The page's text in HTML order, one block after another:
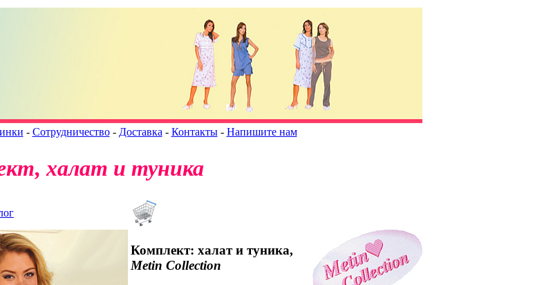
- Сотрудничество- Доставка - Контакты- Напишите нам
халат и туника
Комплект: халат и туника,
Metin Collection